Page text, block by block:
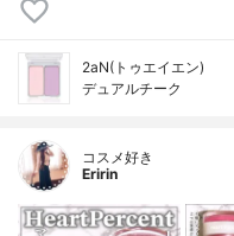
2aN(トゥエイエン)
デュアルチーク
コスメ好き
Eririn